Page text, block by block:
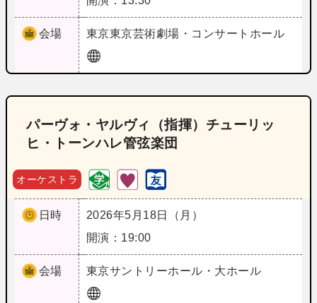
会場 東京東京芸術劇場・コンサートホール
パーヴォ・ヤルヴィ（指揮）チューリッ
ヒ・トーンハレ管弦楽団
オーケストラ
日時
2026年5月18日（月）
開演：19:00
会場 東京サントリーホール・大ホール